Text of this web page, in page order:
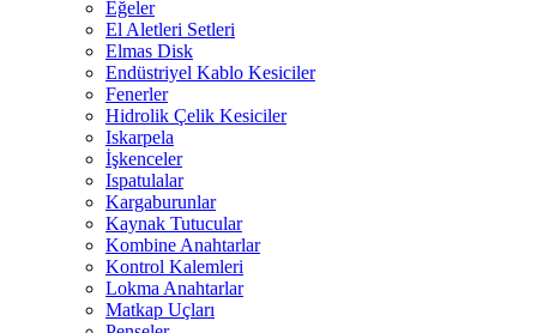
Eğeler
El Aletleri Setleri
Elmas Disk
Endüstriyel Kablo Kesiciler
Fenerler
Hidrolik Çelik Kesiciler
Iskarpela
İşkenceler
Ispatulalar
Kargaburunlar
Kaynak Tutucular
Kombine Anahtarlar
Kontrol Kalemleri
Lokma Anahtarlar
Matkap Uçları